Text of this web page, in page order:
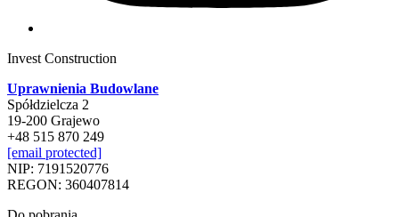
Invest Construction
Uprawnienia Budowlane
Spółdzielcza 2
19-200 Grajewo
+48 515 870 249
[email protected]
NIP: 7191520776
REGON: 360407814